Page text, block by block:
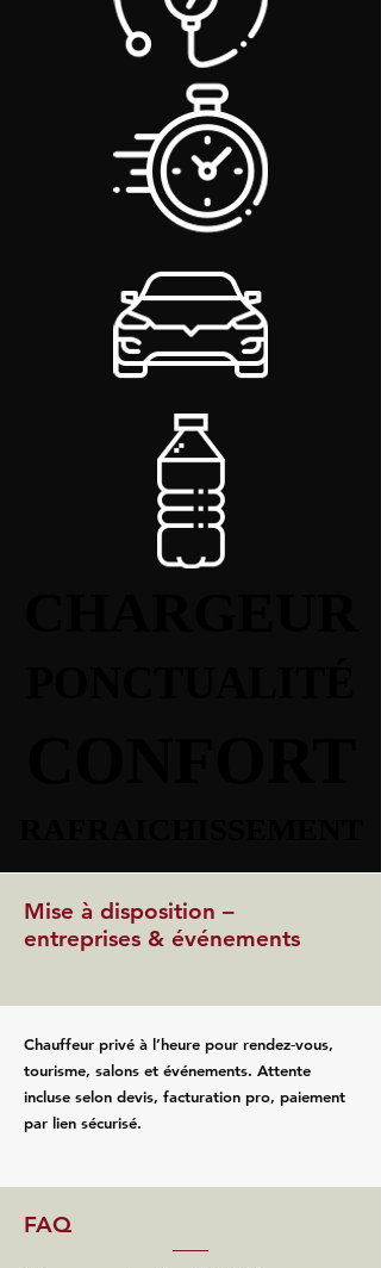
Mise à disposition –
entreprises & événements
Chauffeur privé à l’heure pour rendez‑vous,
tourisme, salons et événements. Attente
incluse selon devis, facturation pro, paiement
par lien sécurisé.
FAQ